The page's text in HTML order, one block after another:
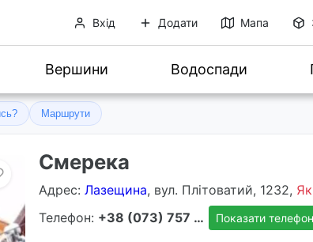
Вхід Додати Мапа
Вершини Водоспади
Маршрути
Смерека
Адрес: Лазещина, вул. Плітоватий, 1232,
Телефон:
+38 (073) 757 8303 Показати